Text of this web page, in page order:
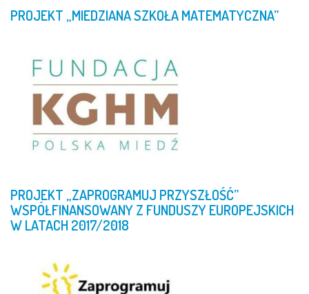
PROJEKT „MIEDZIANASZKOŁAMATEMATYCZNA”
PROJEKT „ZAPROGRAMUJ PRZYSZŁOŚĆ”
WSPÓŁFINANSOWANYZ FUNDUSZYEUROPEJSKICH
WLATACH2017/2018